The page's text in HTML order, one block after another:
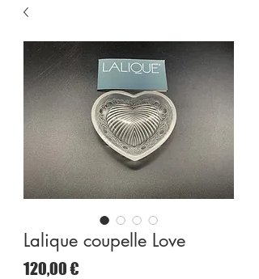
Lalique coupelle Love
120,00 €